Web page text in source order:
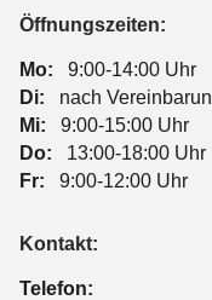
Öffnungszeiten:
Mo:
9:00-14:00 Uhr
Di:
nach
Mi:
9:00-15:00 Uhr
Do:
13:00-18:00 Uhr
Fr:
9:00-12:00 Uhr
Kontakt:
Telefon: